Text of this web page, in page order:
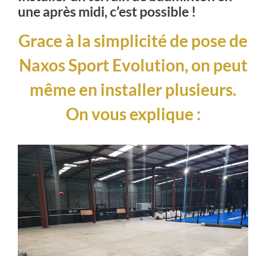
une après midi, c’est possible !
Grace à la simplicité de pose de
Naxos Sport Evolution, on peut
même en installer plusieurs.
On vous explique :